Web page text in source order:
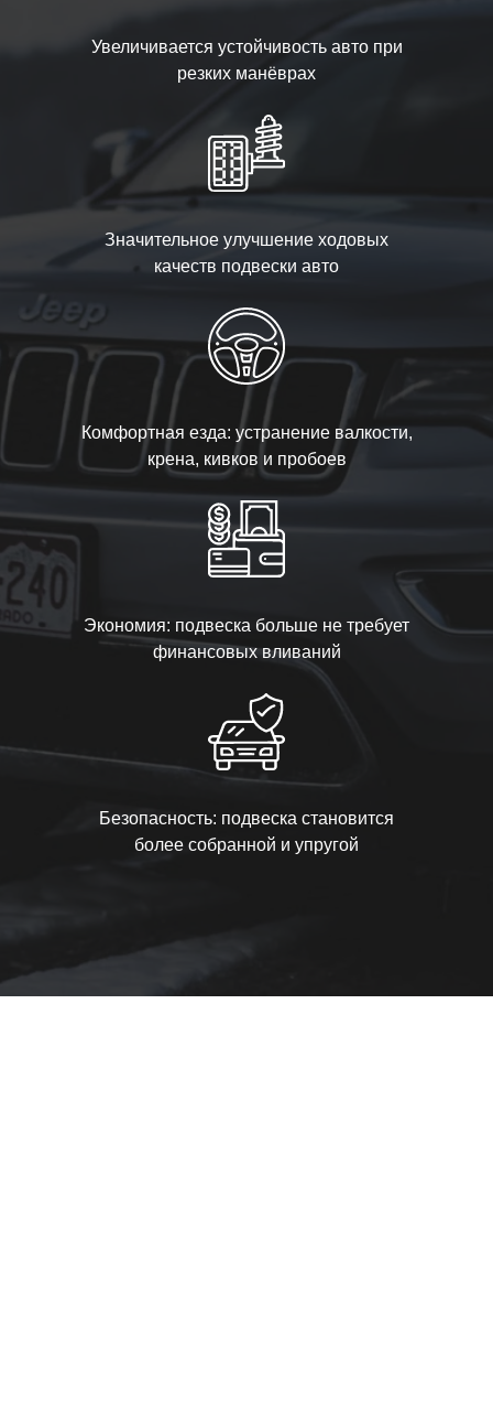
Увеличивается устойчивость авто при
резких манёврах
Значительное улучшение ходовых
качеств подвески авто
Комфортная езда: устранение валкости,
крена, кивков и пробоев
Экономия: подвеска больше не требует
финансовых вливаний
Безопасность: подвеска становится
более собранной и упругой